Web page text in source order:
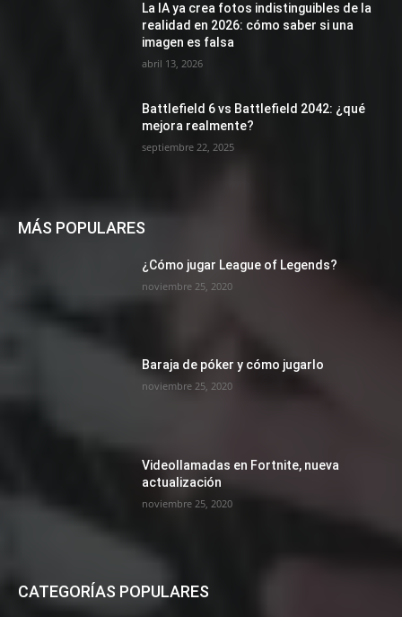
La IA ya crea fotos indistinguibles de la
realidad en 2026: cómo saber si una
imagen es falsa
abril 13, 2026
Battlefield 6 vs Battlefield 2042: ¿qué
mejora realmente?
septiembre 22, 2025
MÁS POPULARES
¿Cómo jugar League of Legends?
noviembre 25, 2020
Baraja de póker y cómo jugarlo
noviembre 25, 2020
Videollamadas en Fortnite, nueva
actualización
noviembre 25, 2020
CATEGORÍAS POPULARES